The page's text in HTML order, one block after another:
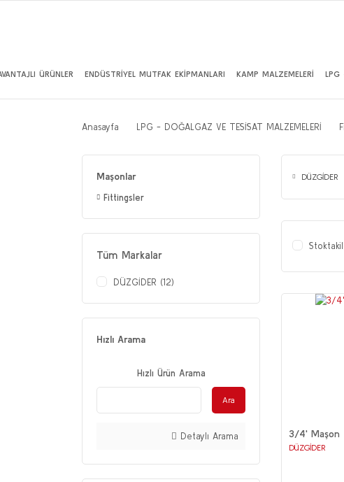
ÜRÜNLER ENDÜSTRİYEL MUTFAK EKİPMANLARI KAMP MALZEMELERİ LPG
Anasayfa LPG - DOĞALGAZ VE TESİSAT MALZEMELERİ
Maşonlar
Fittingsler
Tüm Markalar
DÜZGİDER (12)
Hızlı Arama
Hızlı Ürün Arama
Ara
Detaylı Arama
DÜZGİDER
3/4' Maşon
DÜZGİDER